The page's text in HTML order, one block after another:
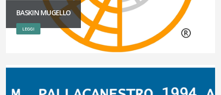
BASKIN MUGELLO
LEGGI